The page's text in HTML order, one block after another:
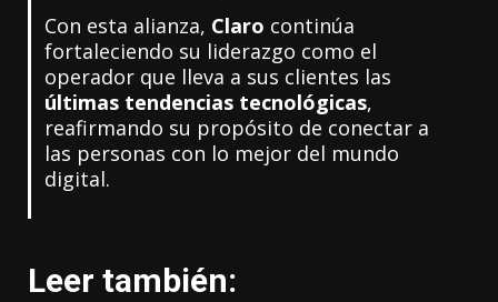
Con esta alianza, Claro continúa
fortaleciendo su liderazgo como el
operador que lleva a sus clientes las
últimas tendencias tecnológicas,
reafirmando su propósito de conectar a
las personas con lo mejor del mundo
digital.
Leer también: